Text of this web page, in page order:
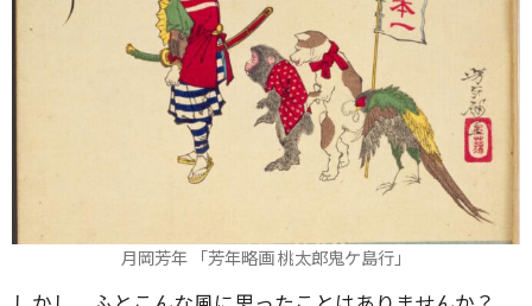
月岡芳年 「芳年略画 桃太郎鬼ケ島行」